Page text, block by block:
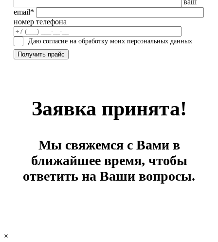
ваш
email*
номер телефона
Даю согласие на обработку моих персональных данных
Заявка принята!
Мы свяжемся с Вами в
ближайшее время, чтобы
ответить на Ваши вопросы.
×